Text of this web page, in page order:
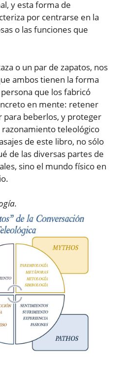
y esta forma de
por centrarse en la
o las funciones que
o un par de zapatos, nos
ambos tienen la forma
que los fabricó
en mente: retener
para beberlos, y proteger
razonamiento teleológico
de este libro, no sólo
de las diversas partes de
sino el mundo físico en